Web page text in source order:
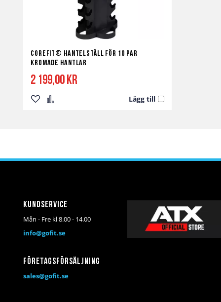
Corefit® Hantelställ för 10 par
Kromade Hantlar
2 199,00 kr
Lägg till
Lägg Lägg
Kundservice
Mån - Fre kl 8.00 - 14.00
info@gofit.se
Företagsförsäljning
sales@gofit.se